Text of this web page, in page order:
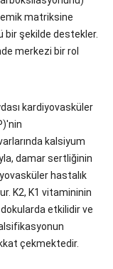
matriksine
bir şekilde destekler.
merkezi bir rol
kardiyovasküler
kalsiyum
damar sertliğinin
hastalık
K2, K1 vitamininin
etkilidir ve
çekmektedir.